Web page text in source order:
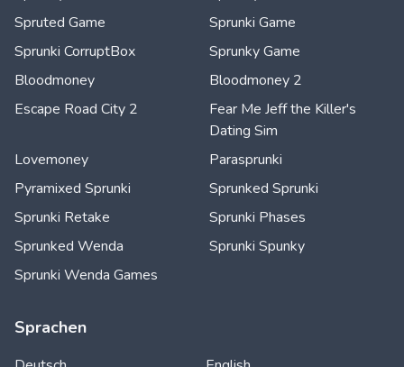
Spruted Game
Sprunki Game
Sprunki CorruptBox
Sprunky Game
Bloodmoney
Bloodmoney 2
Escape Road City 2
Fear Me Jeff the Killer's
Dating Sim
Lovemoney
Parasprunki
Pyramixed Sprunki
Sprunked Sprunki
Sprunki Retake
Sprunki Phases
Sprunked Wenda
Sprunki Spunky
Sprunki Wenda Games
Sprachen